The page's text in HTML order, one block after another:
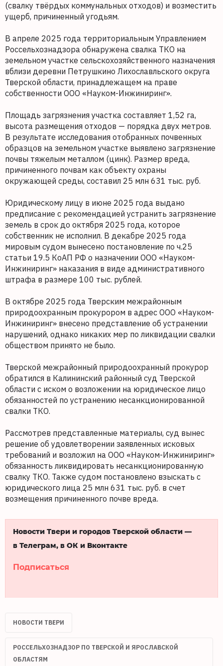
(свалку твёрдых коммунальных отходов) и возместить
ущерб, причиненный угодьям.
В апреле 2025 года территориальным Управлением
Россельхознадзора обнаружена свалка ТКО на
земельном участке сельскохозяйственного назначения
вблизи деревни Петрушкино Лихославльского округа
Тверской области, принадлежащем на праве
собственности ООО «Науком-Инжиниринг».
Площадь загрязнения участка составляет 1,52 га,
высота размещения отходов — порядка двух метров.
В результате исследования отобранных почвенных
образцов на земельном участке выявлено загрязнение
почвы тяжелым металлом (цинк). Размер вреда,
причиненного почвам как объекту охраны
окружающей среды, составил 25 млн 631 тыс. руб.
Юридическому лицу в июне 2025 года выдано
предписание с рекомендацией устранить загрязнение
земель в срок до октября 2025 года, которое
собственник не исполнил. В декабре 2025 года
мировым судом вынесено постановление по ч.25
статьи 19.5 КоАП РФ о назначении ООО «Науком-
Инжиниринг» наказания в виде административного
штрафа в размере 100 тыс. рублей.
В октябре 2025 года Тверским межрайонным
природоохранным прокурором в адрес ООО «Науком-
Инжиниринг» внесено представление об устранении
нарушений, однако никаких мер по ликвидации свалки
обществом принято не было.
Тверской межрайонный природоохранный прокурор
обратился в Калининский районный суд Тверской
области с иском о возложении на юридическое лицо
обязанностей по устранению несанкционированной
свалки ТКО.
Рассмотрев представленные материалы, суд вынес
решение об удовлетворении заявленных исковых
требований и возложил на ООО «Науком-Инжиниринг»
обязанность ликвидировать несанкционированную
свалку ТКО. Также судом постановлено взыскать с
юридического лица 25 млн 631 тыс. руб. в счет
возмещения причиненного почве вреда.
Новости Твери и городов Тверской области —
в Телеграм, в ОК и Вконтакте
Подписаться
НОВОСТИ ТВЕРИ
РОССЕЛЬХОЗНАДЗОР ПО ТВЕРСКОЙ И ЯРОСЛАВСКОЙ
ОБЛАСТЯМ